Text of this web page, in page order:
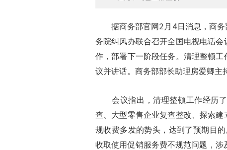
据商务部官网2月4日消息，商务
务院纠风办联合召开全国电视电话
作，部署下一阶段任务。清理整顿
议并讲话。商务部部长助理房爱卿主
会议指出，清理整顿工作经历了
查、大型零售企业复查整改、探索
规收费多发的势头，达到了预期目
收取使用促销服务费不规范问题，